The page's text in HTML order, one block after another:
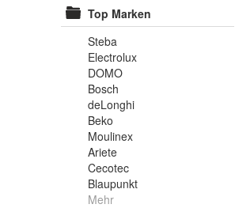
Top Marken
Steba
Electrolux
DOMO
Bosch
deLonghi
Beko
Moulinex
Ariete
Cecotec
Blaupunkt
Mehr